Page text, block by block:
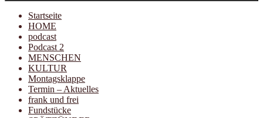
Startseite
HOME
podcast
Podcast 2
MENSCHEN
KULTUR
Montagsklappe
Termin – Aktuelles
frank und frei
Fundstücke